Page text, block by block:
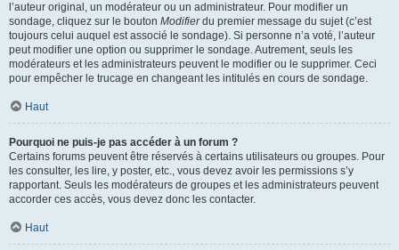
l’auteur original, un modérateur ou un administrateur. Pour modifier un
sondage, cliquez sur le bouton Modifierdu premier message du sujet (c’est
toujours celui auquel est associé le sondage). Si personne n’a voté, l’auteur
peut modifier une option ou supprimer le sondage. Autrement, seuls les
modérateurs et les administrateurs peuvent le modifier ou le supprimer. Ceci
pour empêcher le trucage en changeant les intitulés en cours de sondage.
Haut
Pourquoi ne puis-je pas accéder à un forum ?
Certains forums peuvent être réservés à certains utilisateurs ou groupes. Pour
les consulter, les lire, y poster, etc., vous devez avoir les permissions s’y
rapportant. Seuls les modérateurs de groupes et les administrateurs peuvent
accorder ces accès, vous devez donc les contacter.
Haut